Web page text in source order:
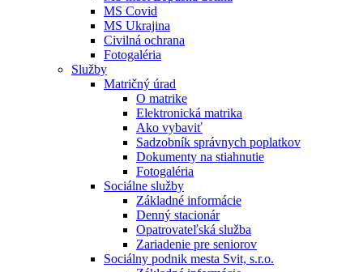
MS Covid
MS Ukrajina
Civilná ochrana
Fotogaléria
Služby
Matričný úrad
O matrike
Elektronická matrika
Ako vybaviť
Sadzobník správnych poplatkov
Dokumenty na stiahnutie
Fotogaléria
Sociálne služby
Základné informácie
Denný stacionár
Opatrovateľská služba
Zariadenie pre seniorov
Sociálny podnik mesta Svit, s.r.o.